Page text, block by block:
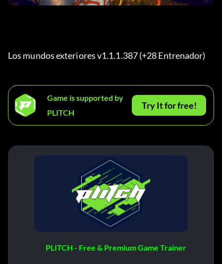
Los mundos exteriores v1.1.1.387 (+28 Entrenador)
Game is supported by
PLITCH
Try It for free!
PLITCH - Free & Premium Game Trainer